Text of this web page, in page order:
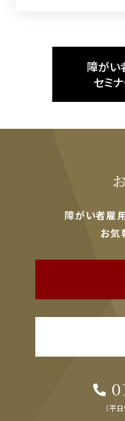
障がい
セミ
障がい者雇
お気
（平